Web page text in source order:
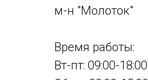
м-н "Молоток"
Время работы:
Вт-пт: 09:00-18:00